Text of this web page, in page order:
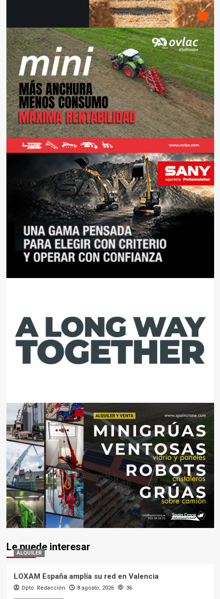
Le puede interesar
ALQUILER
LOXAM España amplía su red en Valencia
Dpto. Redacción 8 agosto, 2026 36